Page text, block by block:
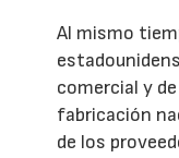
Al mismo
comercial y
fabricación
de los